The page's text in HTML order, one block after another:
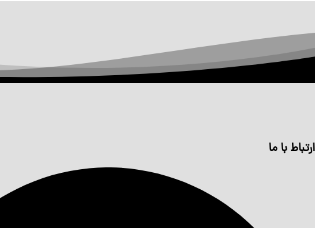
ارتباط با ما